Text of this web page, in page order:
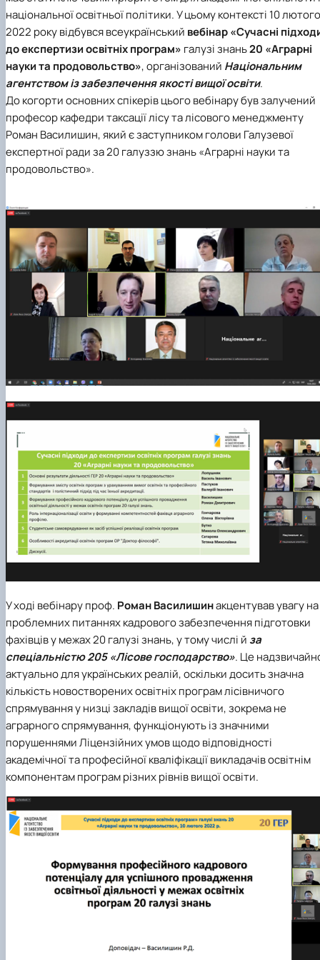
національної освітньої політики. У цьому контексті 10 лютого
2022 року відбувся всеукраїнський вебінар «Сучасні
до експертизи освітніх програм» галузі знань20 «Аграрні
науки та продовольство», організований Національним
агентством із забезпечення якості вищої освіти.
До когорти основних спікерів цього вебінару був залучений
професор кафедри таксації лісу та лісового менеджменту
Роман Василишин, який є заступником голови Галузевої
експертної ради за 20 галуззю знань «Аграрні науки та
продовольство».
У ході вебінару проф. Роман Василишинакцентував увагу на
проблемних питаннях кадрового забезпечення підготовки
фахівців у межах 20 галузі знань, у тому числі й за
спеціальністю 205 «Лісове господарство». Це
актуально для українських реалій, оскільки досить значна
кількість новостворених освітніх програм лісівничого
спрямування у низці закладів вищої освіти, зокрема не
аграрного спрямування, функціонують із значними
порушеннями Ліцензійних умов щодо відповідності
академічної та професійної кваліфікації викладачів освітнім
компонентам програм різних рівнів вищої освіти.